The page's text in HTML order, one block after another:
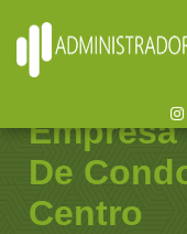
De
Centro